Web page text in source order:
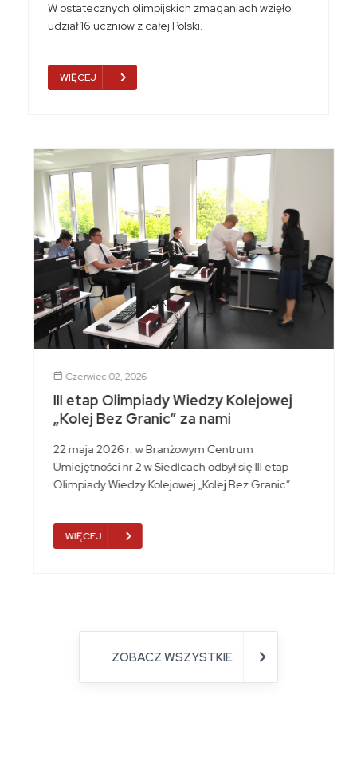
W ostatecznych olimpijskich zmaganiach wzięło
udział 16 uczniów z całej Polski.
WIĘCEJ
Czerwiec 02, 2026
III etap Olimpiady Wiedzy Kolejowej
„Kolej Bez Granic” za nami
22 maja 2026 r. w Branżowym Centrum
Umiejętności nr 2 w Siedlcach odbył się III etap
Olimpiady Wiedzy Kolejowej „Kolej Bez Granic”.
WIĘCEJ
ZOBACZ WSZYSTKIE